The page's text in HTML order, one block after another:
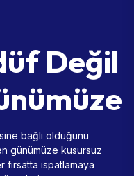
Değil
bağlı olduğunu
günümüze kusursuz
ispatlamaya